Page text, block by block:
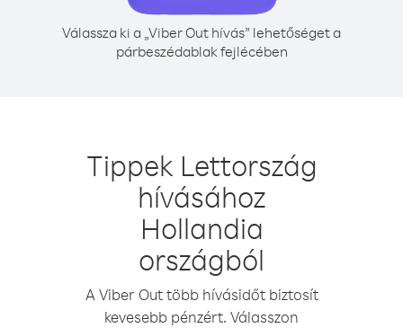
Válassza ki a „Viber Out hívás” lehetőséget a
párbeszédablak fejlécében
Tippek Lettország
hívásához
Hollandia
országból
A Viber Out több hívásidőt biztosít
kevesebb pénzért. Válasszon